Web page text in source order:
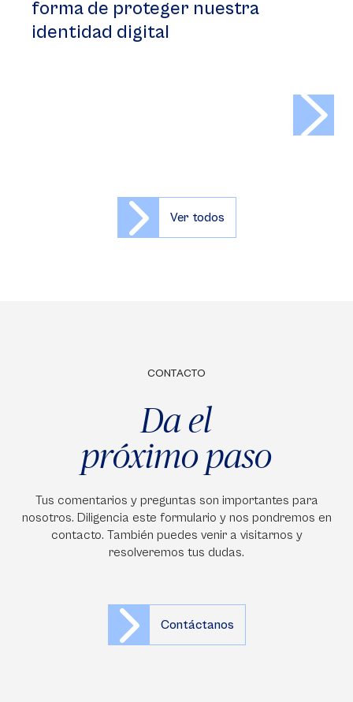
forma de proteger nuestra
identidad digital
Ver todos
CONTACTO
Da el
próximo paso
Tus comentarios y preguntas son importantes para
nosotros. Diligencia este formulario y nos pondremos en
contacto. También puedes venir a visitarnos y
resolveremos tus dudas.
Contáctanos